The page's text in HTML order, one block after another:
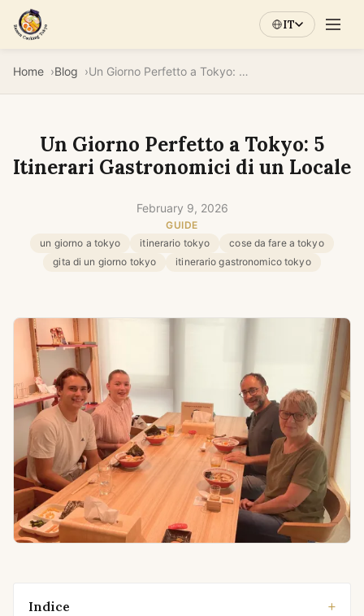
IT
Home Blog Un Giorno Perfetto a Tokyo: 5 Itinerari Gastronomici di un Locale
Un Giorno Perfetto a Tokyo: 5
Itinerari Gastronomici di un Locale
February 9, 2026
GUIDE
un giorno a tokyo
itinerario tokyo
cose da fare a tokyo
gita di un giorno tokyo
itinerario gastronomico tokyo
Indice